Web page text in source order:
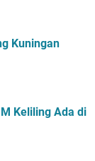
Kuningan
Keliling Ada di